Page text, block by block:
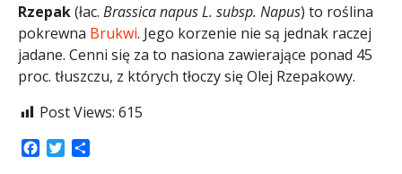
Rzepak(łac. Brassica napus L. subsp. Napus) to roślina
pokrewna Brukwi. Jego korzenie nie są jednak raczej
jadane. Cenni się za to nasiona zawierające ponad 45
proc. tłuszczu, z których tłoczy się Olej Rzepakowy.
Post Views: 615
Facebook
Twitter